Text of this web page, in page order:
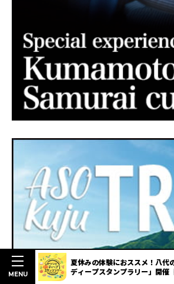
ツシロ
【2026年最新】夏の天草を満喫
んどハイヤ祭り花火大会と周辺
MENU